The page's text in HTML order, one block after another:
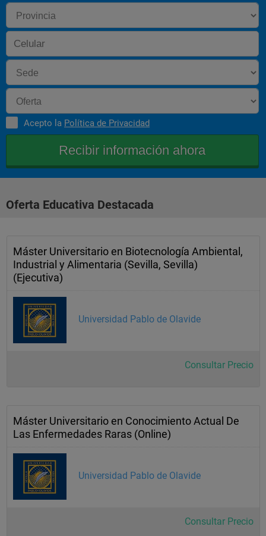
Acepto la Política de Privacidad
Oferta Educativa Destacada
Máster Universitario en Biotecnología Ambiental,
Industrial y Alimentaria (Sevilla, Sevilla)
(Ejecutiva)
Universidad Pablo de Olavide
Consultar Precio
Máster Universitario en Conocimiento Actual De
Las Enfermedades Raras (Online)
Universidad Pablo de Olavide
Consultar Precio